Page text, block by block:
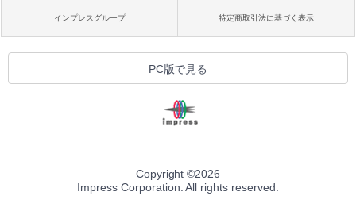
インプレスグループ 特定商取引法に基づく表示
PC版で見る
Copyright ©2026
Impress Corporation. All rights reserved.